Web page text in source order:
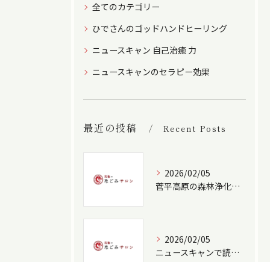
全てのカテゴリー
ひでさんのゴッドハンドヒーリング
ニュースキャン 自己治癒 力
ニュースキャンのセラピー効果
最近の投稿 Recent Posts
2026/02/05
菅平高原の森林浄化と野鳥癒し空間
2026/02/05
ニュースキャンで読み解く心身のバランスケア